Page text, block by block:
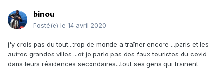
binou
Posté(e) le 14 avril 2020
j'y crois pas du tout...trop de monde a traîner encore ...paris et les
autres grandes villes ...et je parle pas des faux touristes du covid
dans leurs résidences secondaires...tout ses gens qui trainent